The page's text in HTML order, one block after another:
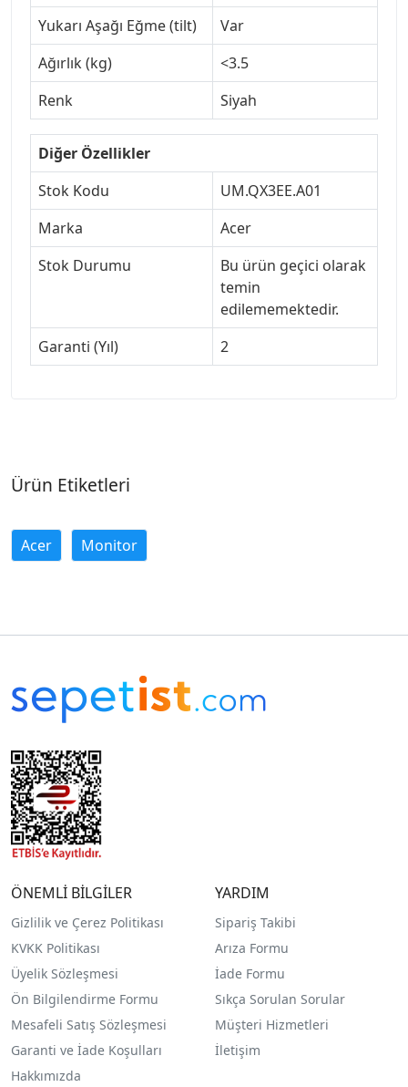
Yukarı Aşağı Eğme (tilt)
Var
Ağırlık (kg)
<3.5
Renk
Siyah
Diğer Özellikler
Stok Kodu
UM.QX3EE.A01
Marka
Acer
Stok Durumu
Bu ürün geçici olarak
temin
edilememektedir.
Garanti (Yıl)
2
Ürün Etiketleri
Acer Monitor
ÖNEMLİ BİLGİLER
Gizlilik ve Çerez Politikası
KVKK Politikası
Üyelik Sözleşmesi
Ön Bilgilendirme Formu
Mesafeli Satış Sözleşmesi
Garanti ve İade Koşulları
Hakkımızda
YARDIM
Sipariş Takibi
Arıza Formu
İade Formu
Sıkça Sorulan Sorular
Müşteri Hizmetleri
İletişim